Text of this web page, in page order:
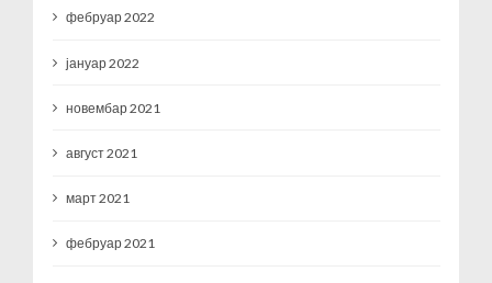
фебруар 2022
јануар 2022
новембар 2021
август 2021
март 2021
фебруар 2021